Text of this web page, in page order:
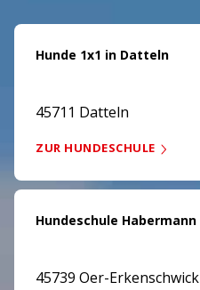
Hunde 1x1 in Datteln
45711 Datteln
ZUR HUNDESCHULE
Hundeschule Habermann
45739 Oer-Erkenschwick